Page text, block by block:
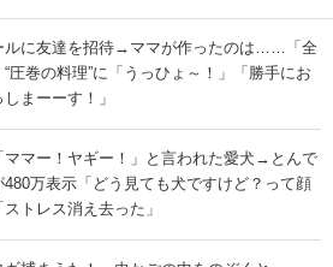
ルに友達を招待→ママが作ったのは……「全
巻の料理”に「うっひょ～！」「勝手にお
まーーす！」
ママー！ヤギー！」と言われた愛犬→とんで
480万表示「どう見ても犬ですけど？って顔
トレス消え去った」